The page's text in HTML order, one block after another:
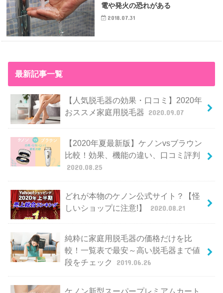
電や発火の恐れがある
2018.07.31
最新記事一覧
【人気脱毛器の効果・口コミ】2020年
おススメ家庭用脱毛器 2020.09.07
【2020年夏最新版】ケノンvsブラウン
比較！効果、機能の違い、口コミ評判
2020.08.25
どれが本物のケノン公式サイト？【怪
しいショップに注意!】
2020.08.21
純粋に家庭用脱毛器の価格だけを比
較！一覧表で最安～高い脱毛器まで値
段をチェック
2019.06.26
ケノン新型スーパープレミアムカート